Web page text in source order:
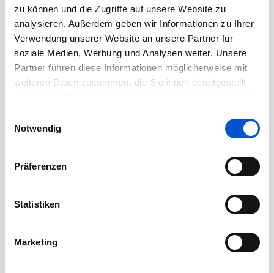
zu können und die Zugriffe auf unsere Website zu
analysieren. Außerdem geben wir Informationen zu Ihrer
Verwendung unserer Website an unsere Partner für
soziale Medien, Werbung und Analysen weiter. Unsere
Partner führen diese Informationen möglicherweise mit
weiteren Daten zusammen, die Sie ihnen bereitgestellt
Notwendig
Präferenzen
Statistiken
Marketing
Juli 2020
Juni 2020
Mai 2020
April 2020
Januar 2020
November 2019
September 2019
Juli 2019